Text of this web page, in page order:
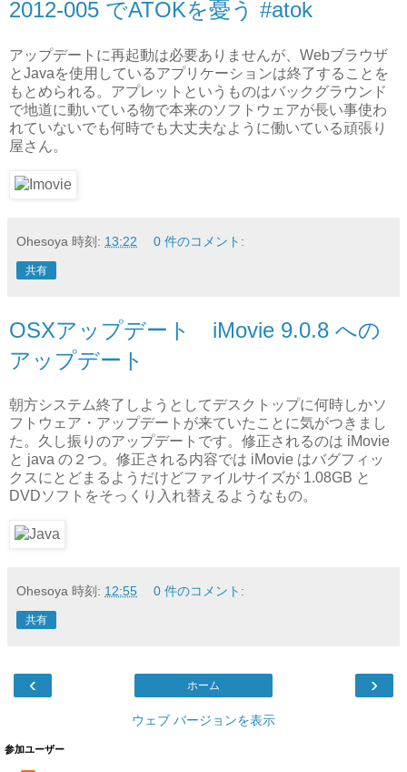
2012-005 でATOKを憂う #atok
アップデートに再起動は必要ありませんが、Webブラウザ
とJavaを使用しているアプリケーションは終了することを
もとめられる。アプレットというものはバックグラウンド
で地道に動いている物で本来のソフトウェアが長い事使わ
れていないでも何時でも大丈夫なように働いている頑張り
屋さん。
Ohesoya 時刻: 13:22 0 件のコメント:
共有
OSXアップデート iMovie 9.0.8 への
アップデート
朝方システム終了しようとしてデスクトップに何時しかソ
フトウェア・アップデートが来ていたことに気がつきまし
た。久し振りのアップデートです。修正されるのは iMovie
と java の２つ。修正される内容では iMovie はバグフィッ
クスにとどまるようだけどファイルサイズが 1.08GB と
DVDソフトをそっくり入れ替えるようなもの。
Ohesoya 時刻: 12:55 0 件のコメント:
共有
‹ ›
ホーム
ウェブ バージョンを表示
参加ユーザー